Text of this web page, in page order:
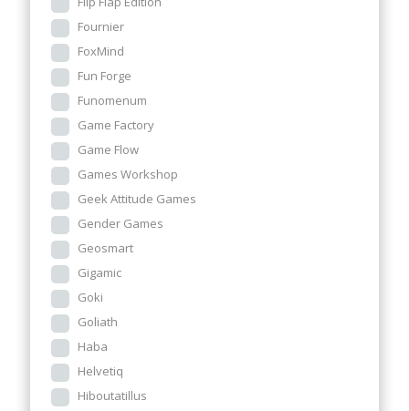
Fournier
FoxMind
Fun Forge
Funomenum
Game Factory
Game Flow
Games Workshop
Geek Attitude Games
Gender Games
Geosmart
Gigamic
Goki
Goliath
Haba
Helvetiq
Hiboutatillus